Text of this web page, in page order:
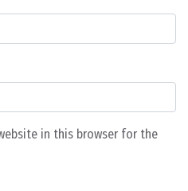
in this browser for the